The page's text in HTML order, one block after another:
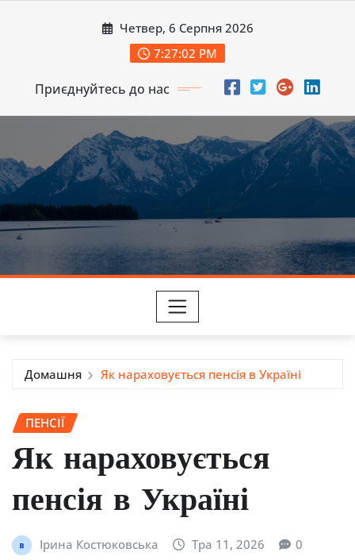
Четвер, 6 Серпня 2026
7:27:03 PM
Приєднуйтесь до нас
Домашня Як нараховується пенсія в Україні
ПЕНСІЇ
Як нараховується
пенсія в Україні
Ірина Костюковська Тра 11, 2026 0